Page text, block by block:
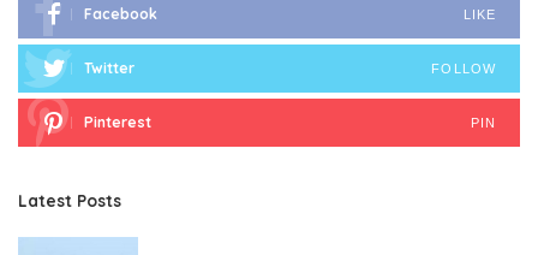
Facebook LIKE
Twitter FOLLOW
Pinterest PIN
Latest Posts